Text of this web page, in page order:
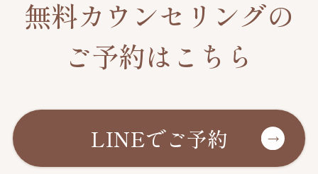
無料カウンセリングの
ご予約はこちら
LINEでご予約